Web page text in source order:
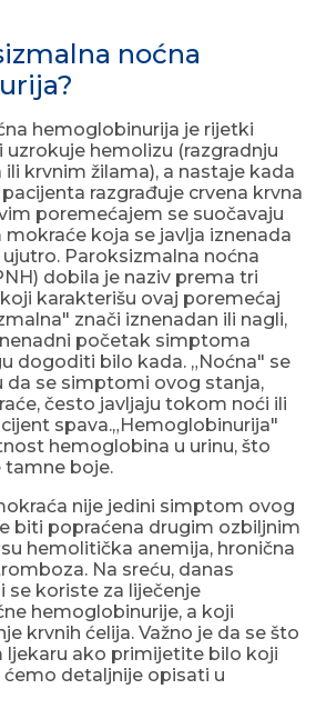
noćna
hemoglobinurija je rijetki
hemolizu (razgradnju
krvnim žilama), a nastaje kada
razgrađuje crvena krvna
poremećajem se suočavaju
koja se javlja iznenada
Paroksizmalna noćna
dobila je naziv prema tri
karakterišu ovaj poremećaj
znači iznenadan ili nagli,
početak simptoma
dogoditi bilo kada. „Noćna" se
da se simptomi ovog stanja,
često javljaju tokom noći ili
spava.„Hemoglobinurija"
hemoglobina u urinu, što
tamne boje.
nije jedini simptom ovog
biti popraćena drugim ozbiljnim
hemolitička anemija, hronična
Na sreću, danas
se koriste za liječenje
hemoglobinurije, a koji
krvnih ćelija. Važno je da se što
ljekaru ako primijetite bilo koji
detaljnije opisati u